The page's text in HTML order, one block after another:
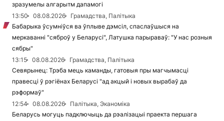
зразумелы алгарытм дапамогі
13:50
08.08.2026
Грамадства, Палітыка
Бабарыка ўсумніўся ва ўплыве дэмсіл, спаслаўшыся на
меркаванні "сяброў у Беларусі", Латушка парыраваў: "У нас розныя
сябры"
13:15
08.08.2026
Грамадства, Палітыка
Севярынец: Трэба мець каманды, гатовыя пры магчымасці
правесці ў рэгіёнах Беларусі "ад акцый і новых вырабаў да
рэформаў"
12:54
08.08.2026
Палітыка, Эканоміка
Беларусь могуць падключыць да рэалізацыі праекта першага